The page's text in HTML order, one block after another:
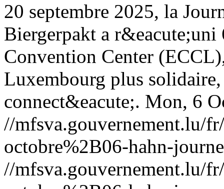
20 septembre 2025, la
Biergerpakt a r&eacute;uni
Convention Center
Luxembourg plus
connect&eacute;. Mon, 6
//mfsva.gouvernement.lu/
octobre%2B06-hahn-
//mfsva.gouvernement.lu/